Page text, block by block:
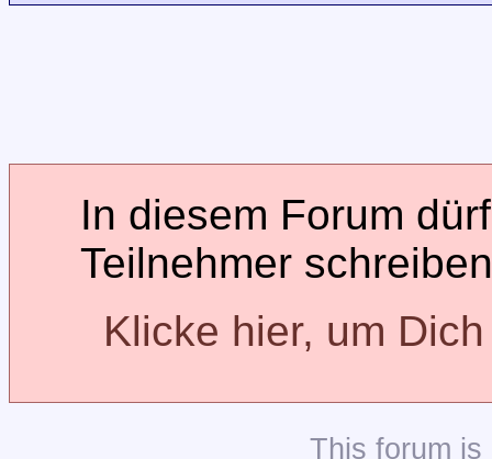
In diesem Forum
Teilnehmer
Klicke hier, um
This forum is